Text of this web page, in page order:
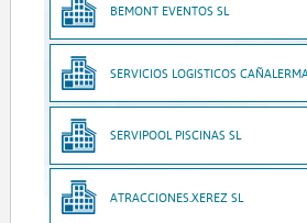
BEMONT EVENTOS SL
SERVICIOS LOGISTICOS
SERVIPOOL PISCINAS SL
ATRACCIONES.XEREZ SL